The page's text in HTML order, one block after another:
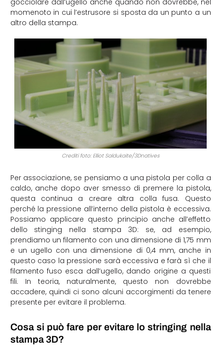
momenoto in cui l’estrusore si sposta da un punto a un
altro della stampa.
Crediti foto: Elliot Saldukaite/3Dnatives
Per associazione, se pensiamo a una pistola per colla a
caldo, anche dopo aver smesso di premere la pistola,
questa continua a creare altra colla fusa. Questo
perché la pressione all’interno della pistola è eccessiva.
Possiamo applicare questo principio anche all’effetto
dello stinging nella stampa 3D: se, ad esempio,
prendiamo un filamento con una dimensione di 1,75 mm
e un ugello con una dimensione di 0,4 mm, anche in
questo caso la pressione sarà eccessiva e farà sì che il
filamento fuso esca dall’ugello, dando origine a questi
fili. In teoria, naturalmente, questo non dovrebbe
accadere, quindi ci sono alcuni accorgimenti da tenere
presente per evitare il problema.
Cosa si può fare per evitare lo stringing nella
stampa 3D?